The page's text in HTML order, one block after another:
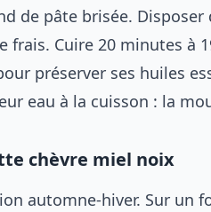
de pâte brisée.
frais. Cuire 20 minutes à
préserver ses huiles
eau à la cuisson : la
chèvre miel noix
automne-hiver. Sur un